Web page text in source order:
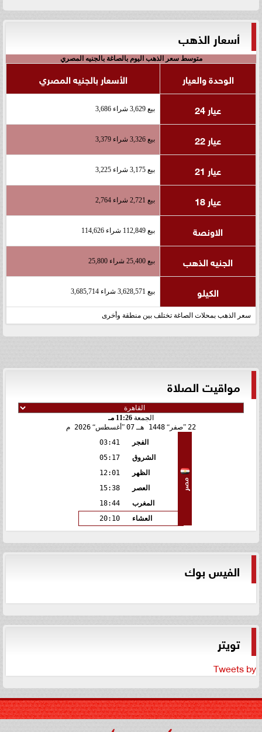
أسعار الذهب
متوسط سعر الذهب اليوم بالصاغة بالجنيه المصري
الوحدة والعيار
الأسعار بالجنيه المصري
عيار 24
بيع 3,629 شراء 3,686
عيار 22 بيع 3,326 شراء 3,379
عيار 21 بيع 3,175 شراء 3,225
عيار 18 بيع 2,721 شراء 2,764
الاونصة بيع 112,849 شراء 114,626
الجنيه الذهب بيع 25,400 شراء 25,800
الكيلو بيع 3,628,571 شراء 3,685,714
سعر الذهب بمحلات الصاغة تختلف بين منطقة وأخرى
مواقيت الصلاة
الجمعة 11:26 مـ
22
صفر 1448 هـ 07 أغسطس 2026 م
مصر
الفجر
03:41
الشروق
05:17
الظهر
12:01
العصر
15:38
المغرب
18:44
العشاء
20:10
الفيس بوك
تويتر
Tweets by